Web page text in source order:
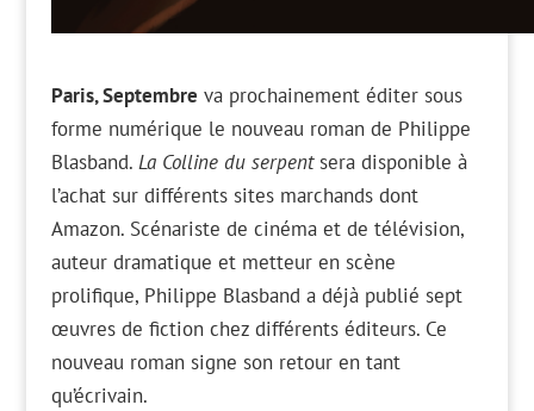
Paris, Septembre va prochainement éditer sous
forme numérique le nouveau roman de Philippe
Blasband. La Colline du serpentsera disponible à
l’achat sur différents sites marchands dont
Amazon. Scénariste de cinéma et de télévision,
auteur dramatique et metteur en scène
prolifique, Philippe Blasband a déjà publié sept
œuvres de fiction chez différents éditeurs. Ce
nouveau roman signe son retour en tant
qu’écrivain.